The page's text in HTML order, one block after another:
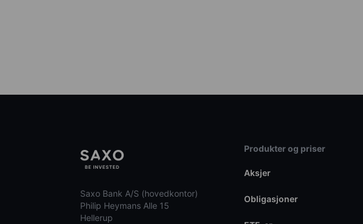
Saxo Bank A/S (hovedkontor)
Philip Heymans Alle 15
Hellerup
Produkter og priser
Aksjer
Obligasjoner